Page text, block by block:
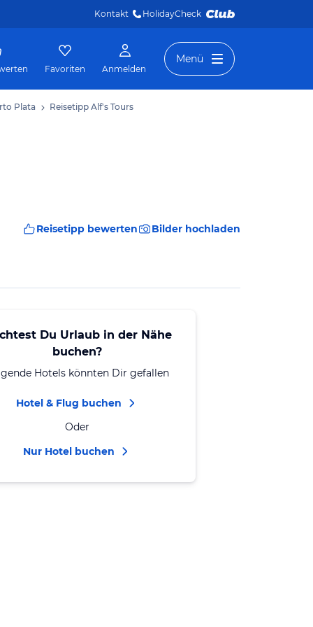
Kontakt HolidayCheck
Favoriten Anmelden
Menü
Plata Reisetipp Alf's Tours
Reisetipp bewerten Bilder hochladen
Du Urlaub in der Nähe
buchen?
Hotels könnten Dir gefallen
Hotel & Flug buchen
Oder
Nur Hotel buchen